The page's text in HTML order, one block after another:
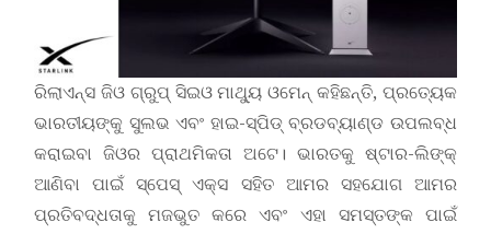
ରିଲାଏନ୍ସ ଜିଓ ଗ୍ରୁପ୍ ସିଇଓ ମାଥ୍ୟୁ ଓମେନ୍ କହିଛନ୍ତି, ପ୍ରତ୍ୟେକ
ଭାରତୀୟଙ୍କୁ ସୁଲଭ ଏବଂ ହାଇ-ସ୍ପିଡ୍ ବ୍ରଡବ୍ୟାଣ୍ଡ ଉପଲବ୍ଧ
କରାଇବା ଜିଓର ପ୍ରାଥମିକତା ଅଟେ। ଭାରତକୁ ଷ୍ଟାର-ଲିଙ୍କ୍
ଆଣିବା ପାଇଁ ସ୍ପେସ୍ ଏକ୍ସ ସହିତ ଆମର ସହଯୋଗ ଆମର
ପ୍ରତିବଦ୍ଧତାକୁ ମଜଭୁତ କରେ ଏବଂ ଏହା ସମସ୍ତଙ୍କ ପାଇଁ